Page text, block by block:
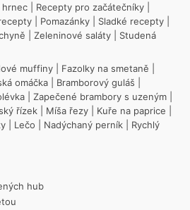
hrnec Recepty pro začátečníky
Pomazánky Sladké recepty
Zeleninové saláty
Studená
muffiny Fazolky na smetaně
omáčka Bramborový guláš
Zapečené brambory s uzeným
řízek Míša řezy Kuře na paprice
Lečo Nadýchaný perník
Rychlý
hub